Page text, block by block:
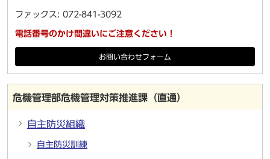
ファックス: 072-841-3092
電話番号のかけ間違いにご注意ください！
お問い合わせフォーム
危機管理部危機管理対策推進課（直通）
自主防災組織
自主防災訓練